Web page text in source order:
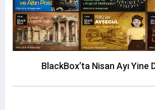
BlackBox’ta Nisan Ayı Yine